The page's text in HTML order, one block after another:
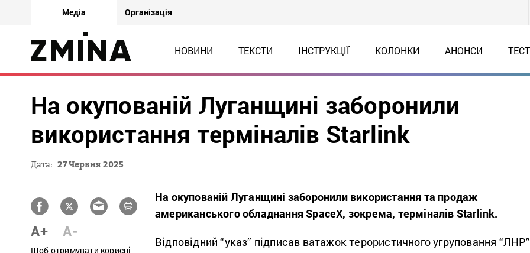
Медіа Організація
НОВИНИ ТЕКСТИ ІНСТРУКЦІЇ КОЛОНКИ АНОНСИ
На окупованій Луганщині заборонили
використання терміналів Starlink
Дата: 27 Червня 2025
A+ A-
Щоб отримувати корисні
На окупованій Луганщині заборонили використання та продаж
американського обладнання SpaceX, зокрема, терміналів Starlink.
Відповідний “указ” підписав ватажок терористичного угруповання “ЛНР”